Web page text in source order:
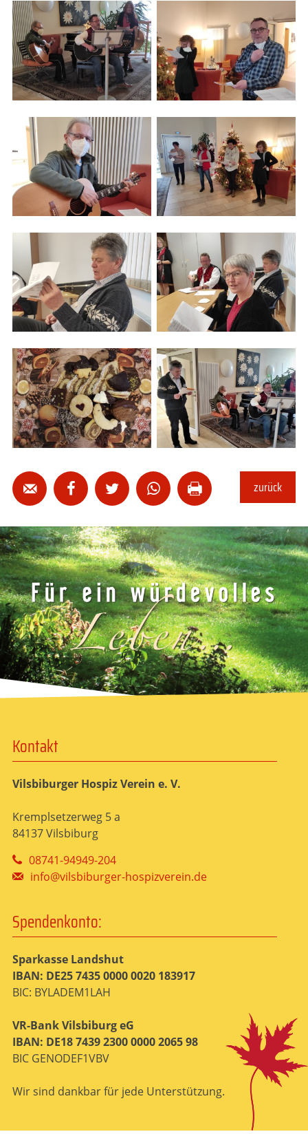
     zurück
Kontakt
Vilsbiburger Hospiz Verein e. V.
Kremplsetzerweg 5 a
84137 Vilsbiburg
08741-94949-204
info@vilsbiburger-hospizverein.de
Spendenkonto:
Sparkasse Landshut
IBAN: DE25 7435 0000 0020 183917
BIC: BYLADEM1LAH
VR-Bank Vilsbiburg eG
IBAN: DE18 7439 2300 0000 2065 98
BIC GENODEF1VBV
Wir sind dankbar für jede Unterstützung.